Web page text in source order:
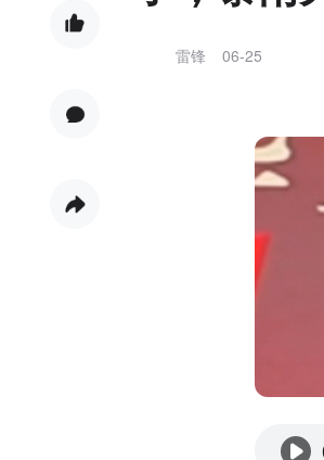
雷锋 06-25